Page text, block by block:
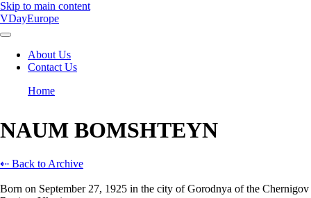
Skip to main content
VDayEurope
Main
About Us
Contact Us
Home
NAUM BOMSHTEYN
⇠ Back to Archive
Born on September 27, 1925 in the city of Gorodnya of the Chernigov